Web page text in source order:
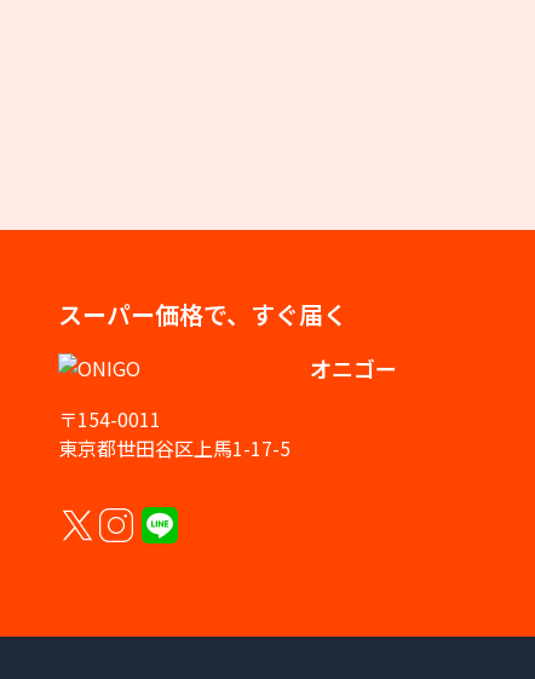
スーパー価格で、すぐ届く
オニゴー
〒154-0011
東京都世田谷区上馬1-17-5